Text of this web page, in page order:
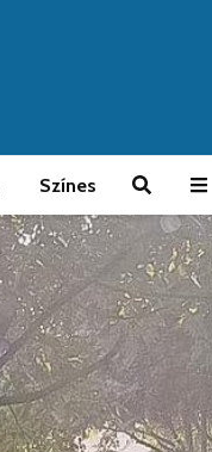
Színes